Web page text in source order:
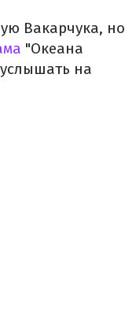
Вакарчука, но
"Океана
на